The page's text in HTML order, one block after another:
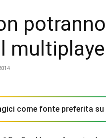
come fonte preferita su